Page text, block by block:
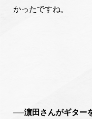
かったですね。
──濵田さんがギター